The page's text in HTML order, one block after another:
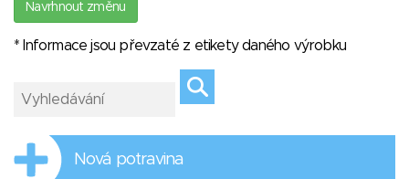
Navrhnout změnu
* Informace jsou převzaté z etikety daného výrobku
Nová potravina